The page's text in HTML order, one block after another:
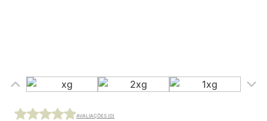
AVALIAÇÕES (0)